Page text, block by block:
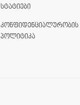
სტატიები
კონფიდენციალურობის
პოლიტიკა